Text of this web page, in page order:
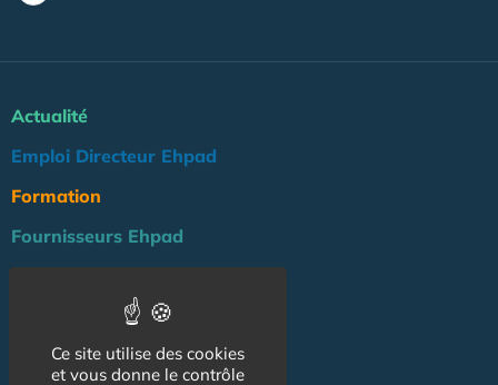
Actualité
Emploi Directeur Ehpad
Formation
Fournisseurs Ehpad
Réglementation
OutilsCe site utilise des cookies
et vous donne le contrôle